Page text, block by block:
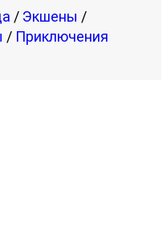
/ Экшены /
/ Приключения